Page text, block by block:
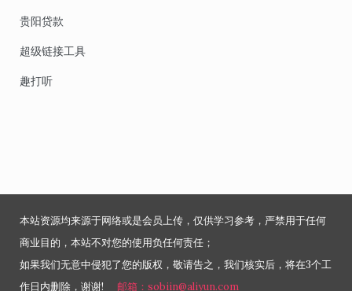
贵阳贷款
超级链接工具
趣打听
本站资源均来源于网络或是会员上传，仅供学习参考，严禁用于任何
商业目的，本站不对您的使用负任何责任；
如果我们无意中侵犯了您的版权，敬请告之，我们核实后，将在3个工
作日内删除，谢谢! 邮箱：sobiin@aliyun.com